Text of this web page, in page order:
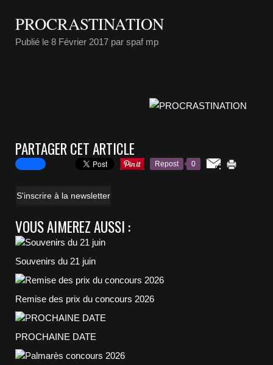
PROCRASTINATION
Publié le 8 Février 2017 par spaf mp
PARTAGER CET ARTICLE
Repost 0
S'inscrire à la newsletter
VOUS AIMEREZ AUSSI :
Souvenirs du 21 juin
Remise des prix du concours 2026
PROCHAINE DATE